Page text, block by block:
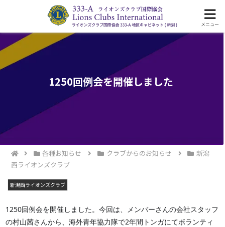
ライオンズクラブ国際協会333-A地区の活動
1250回例会を開催しました
各種お知らせ クラブからのお知らせ
新潟
西ライオンズクラブ
新潟西ライオンズクラブ
1250回例会を開催しました。今回は、メンバーさんの会社スタッフ
の村山茜さんから、海外青年協力隊で2年間トンガにてボランティ
メニュー